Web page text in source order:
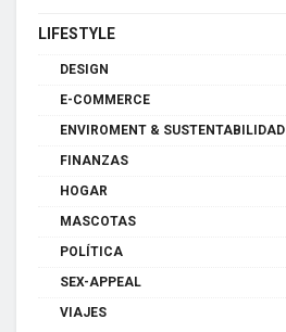
LIFESTYLE
DESIGN
E-COMMERCE
ENVIROMENT & SUSTENTABILIDAD
FINANZAS
HOGAR
MASCOTAS
POLÍTICA
SEX-APPEAL
VIAJES